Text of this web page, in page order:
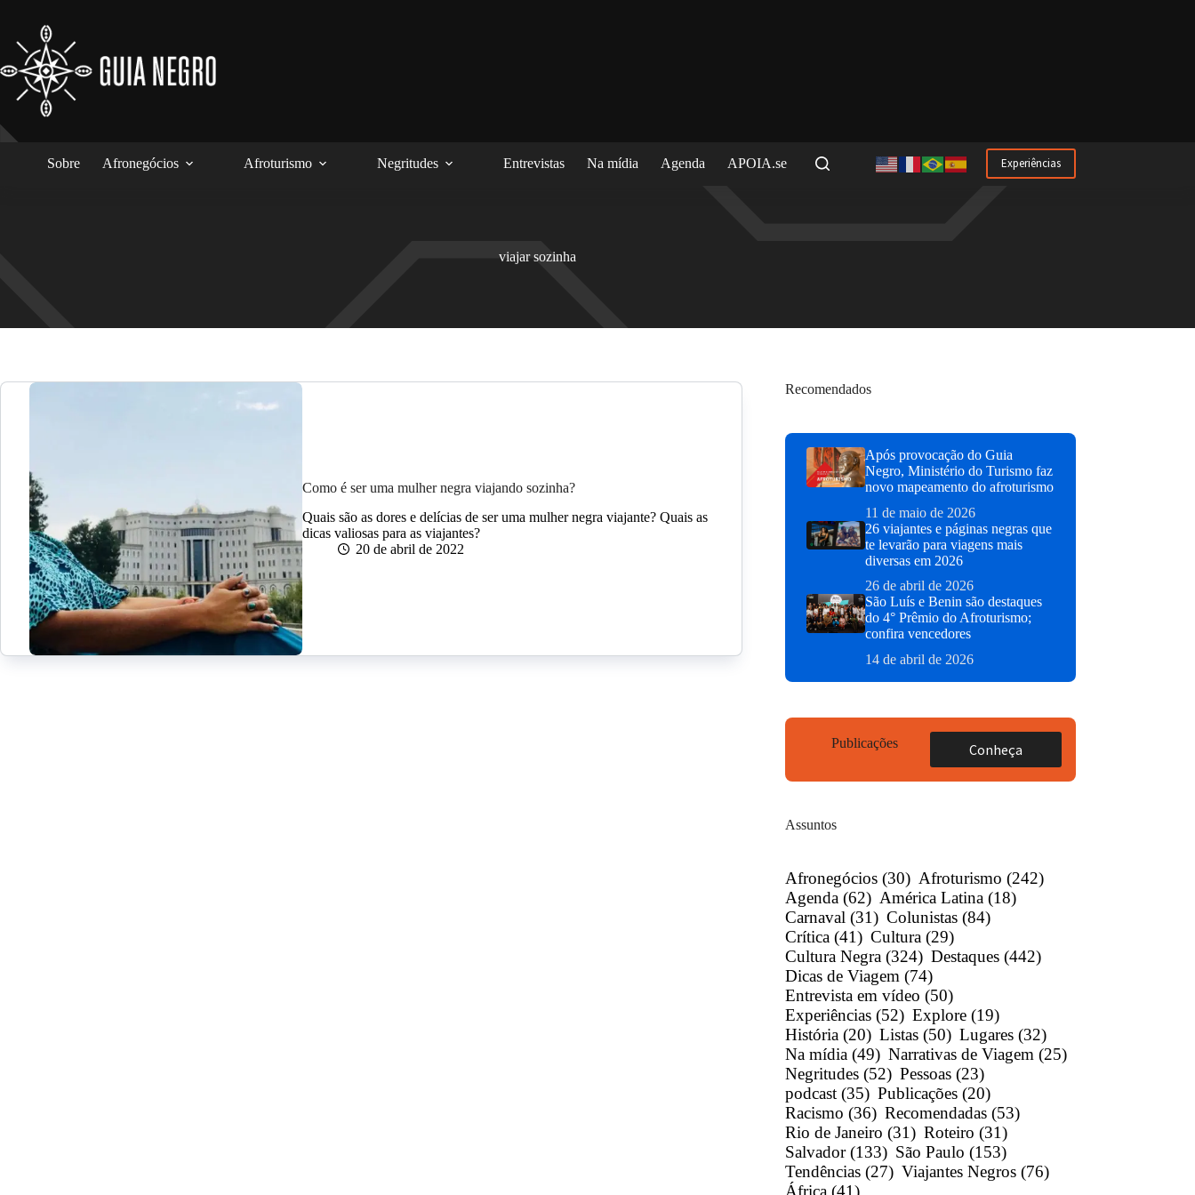
conteúdo
Sobre Afronegócios Afroturismo Negritudes Entrevistas Na mídia Agenda APOIA.se Experiências
viajar sozinha
Como é ser uma mulher negra viajando sozinha?
Quais são as dores e delícias de ser uma mulher negra viajante? Quais as
dicas valiosas para as viajantes?
20 de abril de 2022
Recomendados
Após provocação do Guia
Negro, Ministério do Turismo faz
novo mapeamento do afroturismo
11 de maio de 2026
26 viajantes e páginas negras que
te levarão para viagens mais
diversas em 2026
26 de abril de 2026
São Luís e Benin são destaques
do 4° Prêmio do Afroturismo;
confira vencedores
14 de abril de 2026
Publicações Conheça
Assuntos
Afronegócios (30) Afroturismo (242)
Agenda (62) América Latina (18)
Carnaval (31) Colunistas (84)
Crítica (41) Cultura (29)
Cultura Negra (324) Destaques (442)
Dicas de Viagem (74)
Entrevista em vídeo (50)
Experiências (52) Explore (19)
História (20) Listas (50) Lugares (32)
Na mídia (49) Narrativas de Viagem (25)
Negritudes (52) Pessoas (23)
podcast (35) Publicações (20)
Racismo (36) Recomendadas (53)
Rio de Janeiro (31) Roteiro (31)
Salvador (133) São Paulo (153)
Tendências (27) Viajantes Negros (76)
África (41)